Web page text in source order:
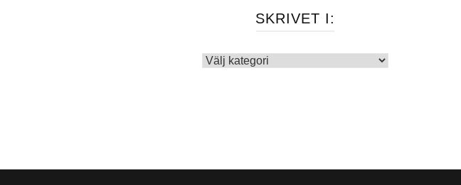
SKRIVET I:
Skrivet